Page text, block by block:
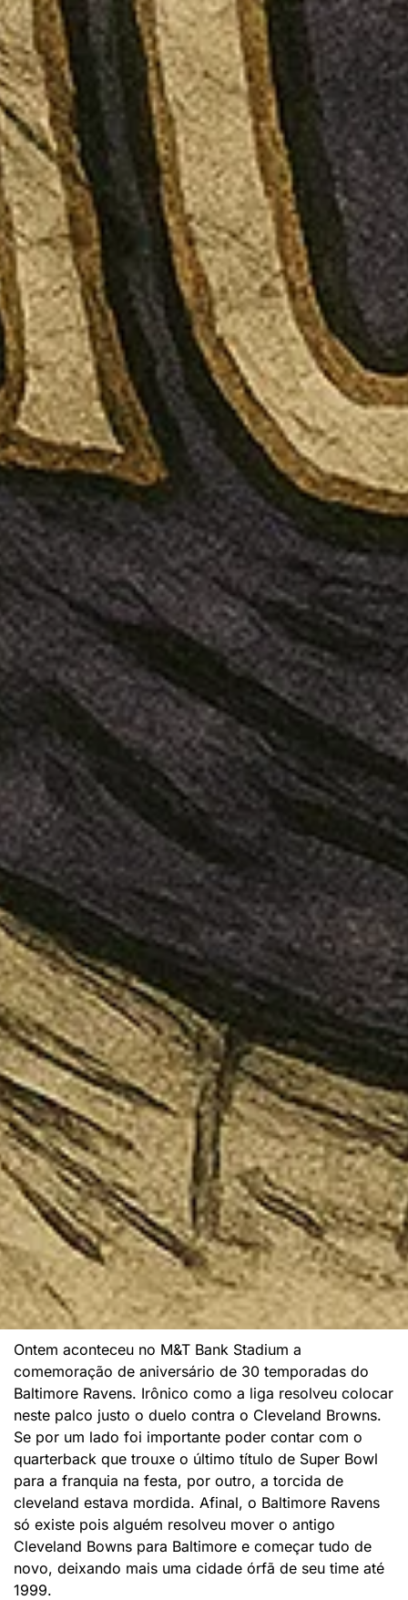
Ontem aconteceu no M&T Bank Stadium a
comemoração de aniversário de 30 temporadas do
Baltimore Ravens. Irônico como a liga resolveu colocar
neste palco justo o duelo contra o Cleveland Browns.
Se por um lado foi importante poder contar com o
quarterback que trouxe o último título de Super Bowl
para a franquia na festa, por outro, a torcida de
cleveland estava mordida. Afinal, o Baltimore Ravens
só existe pois alguém resolveu mover o antigo
Cleveland Bowns para Baltimore e começar tudo de
novo, deixando mais uma cidade órfã de seu time até
1999.